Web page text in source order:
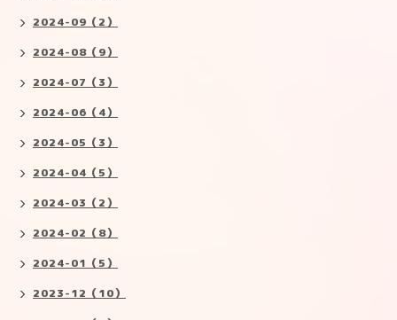
2024-09（2）
2024-08（9）
2024-07（3）
2024-06（4）
2024-05（3）
2024-04（5）
2024-03（2）
2024-02（8）
2024-01（5）
2023-12（10）